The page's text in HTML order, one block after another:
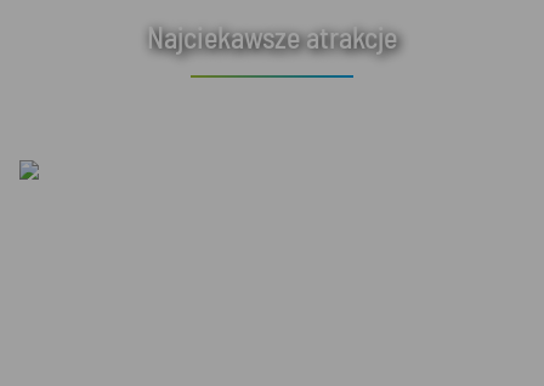
Najciekawsze atrakcje